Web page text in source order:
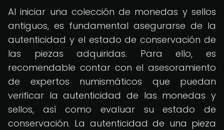
Al iniciar una colección de monedas y sellos
antiguos, es fundamental asegurarse de la
autenticidad y el estado de conservación de
las piezas adquiridas. Para ello, es
recomendable contar con el asesoramiento
de expertos numismáticos que puedan
verificar la autenticidad de las monedas y
sellos, así como evaluar su estado de
conservación. La autenticidad de una pieza